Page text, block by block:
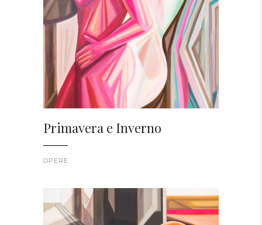
Primavera e Inverno
OPERE